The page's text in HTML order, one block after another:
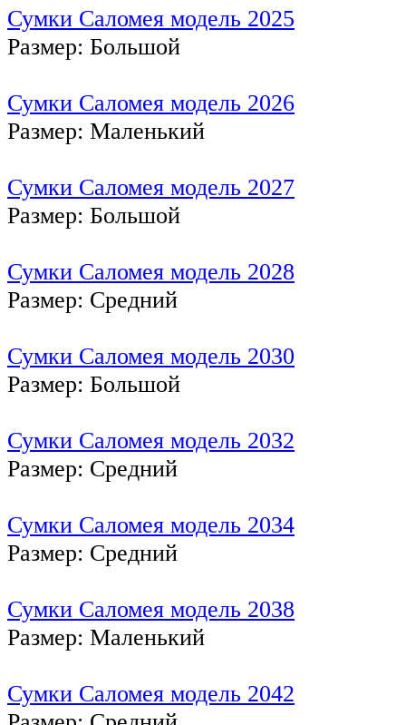
Сумки Саломея модель 2025
Размер: Большой
Сумки Саломея модель 2026
Размер: Маленький
Сумки Саломея модель 2027
Размер: Большой
Сумки Саломея модель 2028
Размер: Средний
Сумки Саломея модель 2030
Размер: Большой
Сумки Саломея модель 2032
Размер: Средний
Сумки Саломея модель 2034
Размер: Средний
Сумки Саломея модель 2038
Размер: Маленький
Сумки Саломея модель 2042